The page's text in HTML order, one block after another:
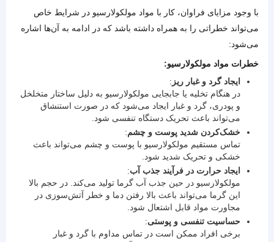
با وجود مزایای فراوان، کار با مواد مولکولارسیو در شرایط خاص
می‌تواند خطراتی را به همراه داشته باشد که در ادامه به آن‌ها اشاره
می‌شود:
خطرات مواد مولکولارسیو:
ایجاد گرد و غبار ریز :
در هنگام تخلیه یا جابجایی مولکولارسیو به دلیل ساختار متخلخل
و پودری، گرد و غبار ایجاد می‌شود که در صورت استنشاق
می‌تواند باعث تحریک دستگاه تنفسی شود.
خشک‌کردن شدید پوست و چشم:
تماس مستقیم مولکولارسیو با پوست و چشم می‌تواند باعث
خشکی و تحریک شدید شود.
ایجاد حرارت در فرآیند جذب آب:
مولکولارسیو در حین جذب آب گرما تولید می‌کند. در حجم بالا
این گرما می‌تواند باعث بالا رفتن دما و خطر آتش‌سوزی در
مجاورت مواد قابل اشتعال شود.
حساسیت تنفسی و پوستی:
برخی افراد ممکن است در تماس مداوم با گرد و غبار